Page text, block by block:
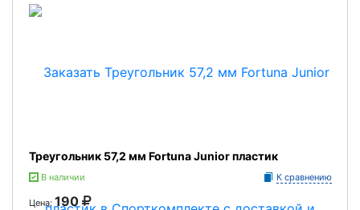
Треугольник 57,2 мм Fortuna Junior пластик
В наличии К сравнению
Цена: 190